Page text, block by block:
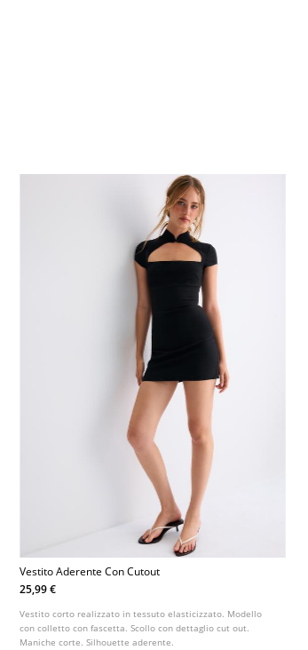
Vestito Aderente Con Cutout
25,99 €
Vestito corto realizzato in tessuto elasticizzato. Modello
con colletto con fascetta. Scollo con dettaglio cut out.
Maniche corte. Silhouette aderente.